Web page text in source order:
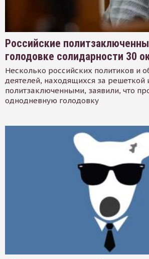
Российские
голодовке солидарности 30
Несколько российских политиков и
деятелей, находящихся за решеткой
политзаключенными, заявили, что
однодневную голодовку